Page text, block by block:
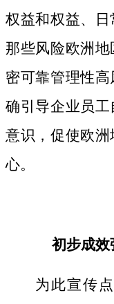
权益和权益、
那些风险欧洲
密可靠管理性
确引导企业员
意识，促使欧
心。
初步成效
为此宣传